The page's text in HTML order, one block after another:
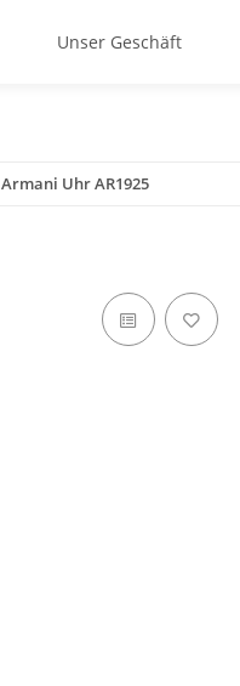
Unser Geschäft
Armani Uhr AR1925